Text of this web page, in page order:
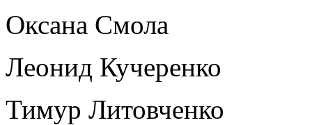
Оксана Смола
Леонид Кучеренко
Тимур Литовченко